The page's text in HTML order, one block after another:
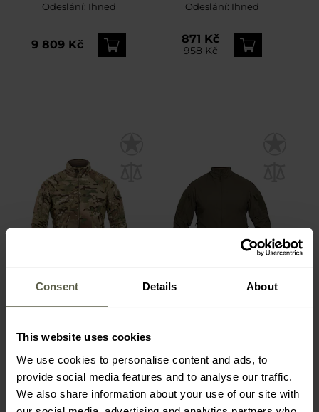
Consent Details About
This website uses cookies
We use cookies to personalise content and ads, to
provide social media features and to analyse our traffic.
We also share information about your use of our site with
Odeslání: Ihned
9 809 Kč
Odeslání: Ihned
871 Kč
958 Kč
Gen.2 Tactical Softshell -
5 046 Kč
5 603 Kč
3 411 Kč
4 225 Kč